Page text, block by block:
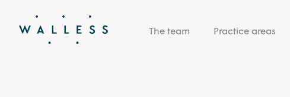
The team Practice areas